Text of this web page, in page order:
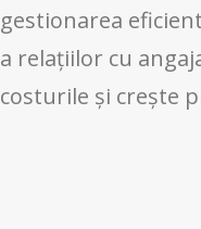
gestionarea
a relațiilor cu
costurile și crește